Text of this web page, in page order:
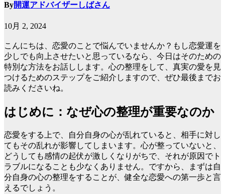
By開運アドバイザーしばさん
10月 2, 2024
こんにちは、恋愛のことで悩んでいませんか？もし恋愛運を
少しでも向上させたいと思っているなら、今日はそのための
特別な方法をお話しします。心の整理をして、真実の愛を見
つけるためのステップをご紹介しますので、ぜひ最後までお
読みくださいね。
はじめに：なぜ心の整理が重要なのか
恋愛をする上で、自分自身の心が乱れていると、相手に対し
てもその乱れが影響してしまいます。心が整っていないと、
どうしても感情の起伏が激しくなりがちで、それが原因でト
ラブルになることも少なくありません。ですから、まずは自
分自身の心の整理をすることが、健全な恋愛への第一歩と言
えるでしょう。